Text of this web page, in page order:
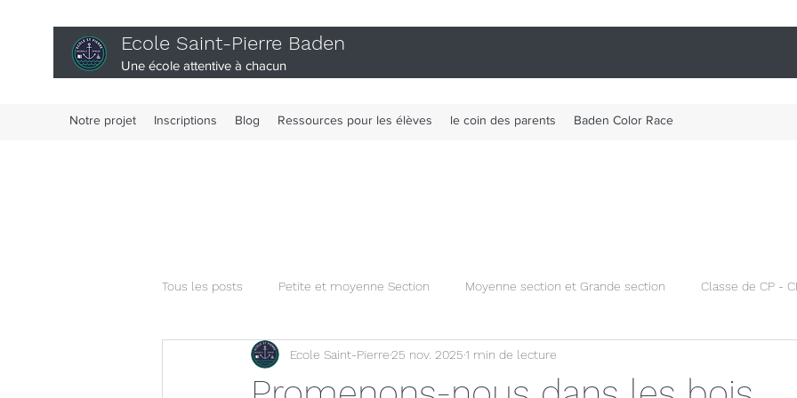
Ecole Saint-Pierre Baden
Une école attentive à chacun
Notre projet Inscriptions Blog Ressources pour les élèves le coin des parents Baden Color Race
Tous les posts Petite et moyenne Section Moyenne section et Grande section Classe de CP -
Classe de CM1-CM2 Actualités de l'école Évènements
Ecole Saint-Pierre25 nov. 2025 1 min de lecture